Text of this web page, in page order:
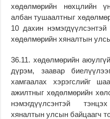
хөдөлмөрийн нөхцлийн
албан тушаалтныг
10 дахин
хөдөлмөрийн хяналтын
36.11. хөдөлмөрийн
дүрэм, заавар
хамгаалах хэрэгслийг
ажилтныг хөдөлмөрийн
нэмэгдүүлсэнтэй
хяналтын улсын байцаагч